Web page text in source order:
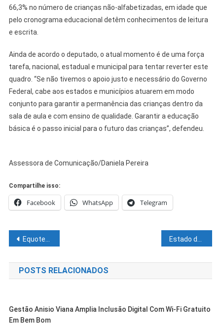
66,3% no número de crianças não-alfabetizadas, em idade que
pelo cronograma educacional detêm conhecimentos de leitura
e escrita.
Ainda de acordo o deputado, o atual momento é de uma força
tarefa, nacional, estadual e municipal para tentar reverter este
quadro. “Se não tivemos o apoio justo e necessário do Governo
Federal, cabe aos estados e municípios atuarem em modo
conjunto para garantir a permanência das crianças dentro da
sala de aula e com ensino de qualidade. Garantir a educação
básica é o passo inicial para o futuro das crianças”, defendeu.
Assessora de Comunicação/Daniela Pereira
Compartilhe isso:
Facebook WhatsApp Telegram
Navegação
de
Post
Equoterapia: Suzana Ramos participa da implantação das vivências de reabilitação com equinos em Juazeiro Estado destinará mais de R$ 100 milhões para o transporte escolar de estudantes de áreas remotas da Bahia
POSTS RELACIONADOS
Gestão Anisio Viana Amplia Inclusão Digital Com Wi-Fi Gratuito
Em Bem Bom